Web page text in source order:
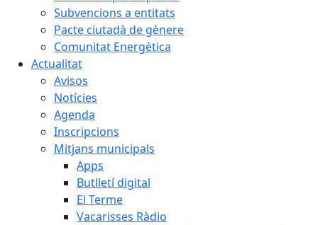
Subvencions a entitats
Pacte ciutadà de gènere
Comunitat Energètica
Actualitat
Avisos
Notícies
Agenda
Inscripcions
Mitjans municipals
Apps
Butlletí digital
El Terme
Vacarisses Ràdio